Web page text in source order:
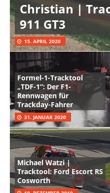
Christian |
911 GT3
15. APRIL 2020
Formel-1-Tracktool
„TDF-1“: Der F1-
Rennwagen für
Trackday-Fahrer
31. JANUAR 2020
Michael Watzi |
Tracktool: Ford Escort RS
Cosworth